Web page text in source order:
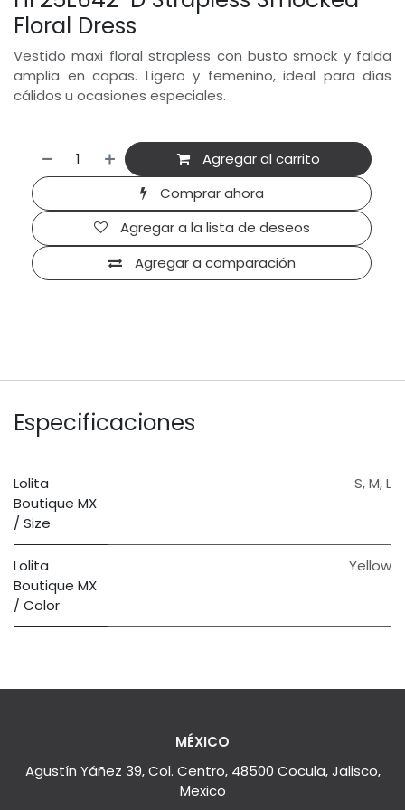
Floral Dress
Vestido maxi floral strapless con busto smock y falda
amplia en capas. Ligero y femenino, ideal para días
cálidos u ocasiones especiales.
Agregar al carrito
Comprar ahora
Agregar a comparación
Agregar a la lista de deseos
Especificaciones
Lolita
Boutique MX
/ Size
S,M,L
Lolita
Boutique MX
/ Color
Yellow
MÉXICO
Agustín Yáñez 39, Col. Centro, 48500 Cocula, Jalisco,
Mexico